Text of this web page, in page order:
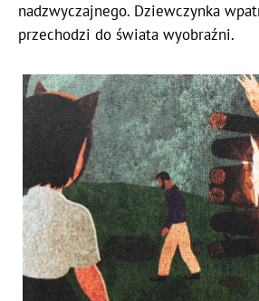
nadzwyczajnego. Dziewczynka
przechodzi do świata wyobraźni.